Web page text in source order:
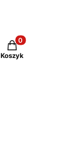
Produkty w
Koszyk